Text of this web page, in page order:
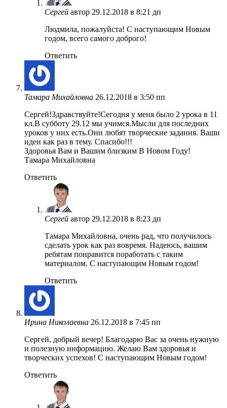
Сергей автор 29.12.2018 в 8:21 дп
Людмила, пожалуйста! С наступающим Новым
годом, всего самого доброго!
Ответить
Тамара Михайловна 26.12.2018 в 3:50 пп
Сергей!Здравствуйте!Сегодня у меня было 2 урока в 11
кл.В субботу 29.12 мы учимся.Мысли для последних
уроков у них есть.Они любят творческие задания. Ваши
идеи как раз в тему. Спасибо!!!
Здоровья Вам и Вашим близким В Новом Году!
Тамара Михайловна
Ответить
Сергей автор 29.12.2018 в 8:23 дп
Тамара Михайловна, очень рад, что получилось
сделать урок как раз вовремя. Надеюсь, вашим
ребятам понравится поработать с таким
материалом. С наступающим Новым годом!
Ответить
Ирина Николаевна 26.12.2018 в 7:45 пп
Сергей, добрый вечер! Благодарю Вас за очень нужную
и полезную информацию. Желаю Вам здоровья и
творческих успехов! С наступающим Новым годом!
Ответить